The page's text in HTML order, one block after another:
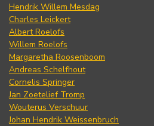
Hendrik Willem Mesdag
Charles Leickert
Albert Roelofs
Willem Roelofs
Margaretha Roosenboom
Andreas Schelfhout
Cornelis Springer
Jan Zoetelief Tromp
Wouterus Verschuur
Johan Hendrik Weissenbruch